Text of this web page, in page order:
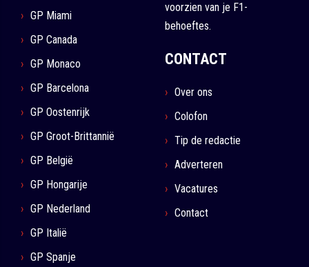
GP Miami
GP Canada
GP Monaco
GP Barcelona
GP Oostenrijk
GP Groot-Brittannië
GP België
GP Hongarije
GP Nederland
GP Italië
GP Spanje
voorzien van je F1-
behoeftes.
CONTACT
Over ons
Colofon
Tip de redactie
Adverteren
Vacatures
Contact